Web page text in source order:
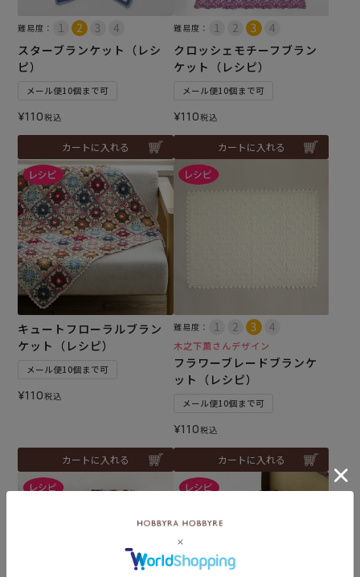
難易度：
スターブランケット（レシ
ピ）
メール便10個まで可
¥110税込
カートに入れる
難易度：
クロッシェモチーフブラン
ケット（レシピ）
メール便10個まで可
¥110税込
カートに入れる
キュートフローラルブラン
ケット（レシピ）
メール便10個まで可
¥110税込
カートに入れる
難易度：
木之下薫さんデザイン
フラワーブレードブランケ
ット（レシピ）
メール便10個まで可
¥110税込
カートに入れる